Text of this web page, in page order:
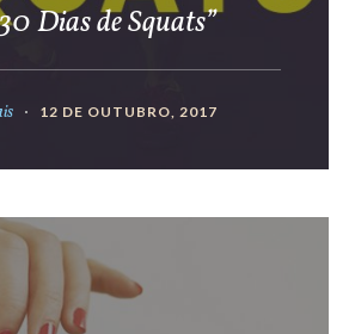
Dias de Squats”
12 DE OUTUBRO, 2017